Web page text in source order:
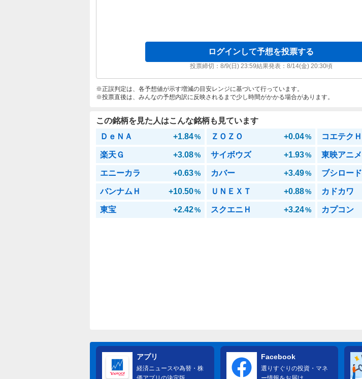
ログインして予想を投票する
投票締切： 8/9(日) 23:59結果発表： 8/14(金) 20:30頃
正誤判定は、各予想値が示す増減の目安レンジに基づいて行っています。
投票直後は、みんなの予想内訳に反映されるまで少し時間がかかる場合があります。
この銘柄を見た人はこんな銘柄も見ています
ＤｅＮＡ
+1.84% ＺＯＺＯ +0.04% コエテクＨ
楽天Ｇ +3.08% サイボウズ +1.93% 東映アニメ
エニーカラ +0.63% カバー +3.49% ブシロード
バンナムＨ +10.50% ＵＮＥＸＴ +0.88% カドカワ
東宝 +2.42% スクエニＨ +3.24% カプコン
アプリ
経済ニュースや為替・株
Facebook
選りすぐりの投資・マネ